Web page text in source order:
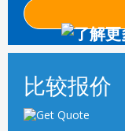
比较报价